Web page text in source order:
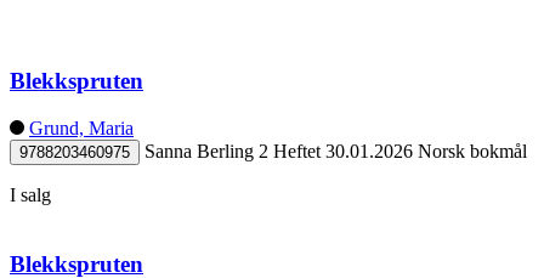
Blekkspruten
Grund, Maria
9788203460975 Sanna Berling 2 Heftet 30.01.2026 Norsk bokmål
I salg
Blekkspruten